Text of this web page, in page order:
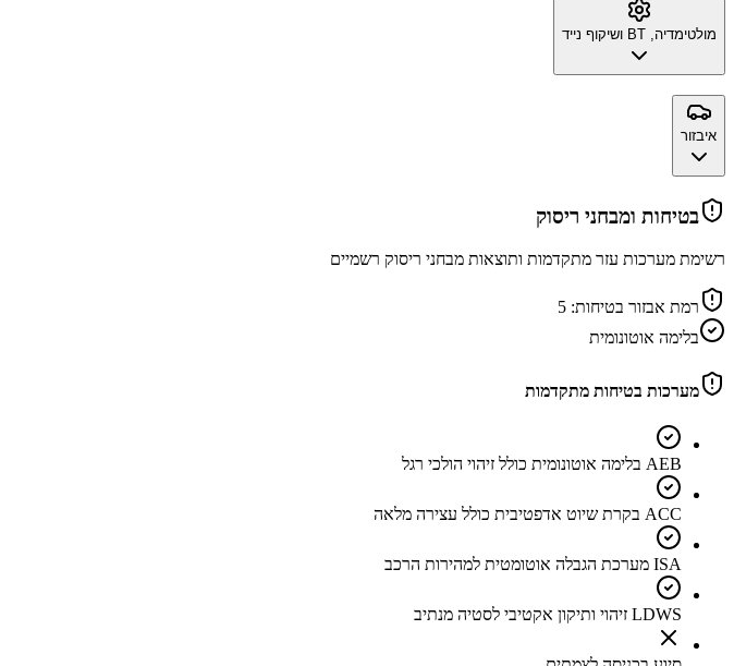
מולטימדיה, BT ושיקוף נייד
איבזור
בטיחות ומבחני ריסוק
רשימת מערכות עזר מתקדמות ותוצאות מבחני ריסוק רשמיים
רמת אבזור בטיחות: 5
בלימה אוטונומית
מערכות בטיחות מתקדמות
AEB בלימה אוטונומית כולל זיהוי הולכי רגל
ACC בקרת שיוט אדפטיבית כולל עצירה מלאה
ISA מערכת הגבלה אוטומטית למהירות הרכב
LDWS זיהוי ותיקון אקטיבי לסטיה מנתיב